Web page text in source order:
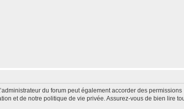
du forum peut également accorder des permissions
et de notre politique de vie privée. Assurez-vous de bien lire